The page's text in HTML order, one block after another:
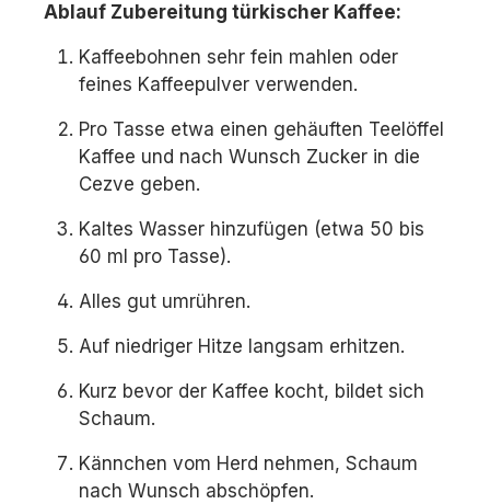
Ablauf Zubereitung türkischer Kaffee:
Kaffeebohnen sehr fein mahlen oder
feines Kaffeepulver verwenden.
Pro Tasse etwa einen gehäuften Teelöffel
Kaffee und nach Wunsch Zucker in die
Cezve geben.
Kaltes Wasser hinzufügen (etwa 50 bis
60 ml pro Tasse).
Alles gut umrühren.
Auf niedriger Hitze langsam erhitzen.
Kurz bevor der Kaffee kocht, bildet sich
Schaum.
Kännchen vom Herd nehmen, Schaum
nach Wunsch abschöpfen.